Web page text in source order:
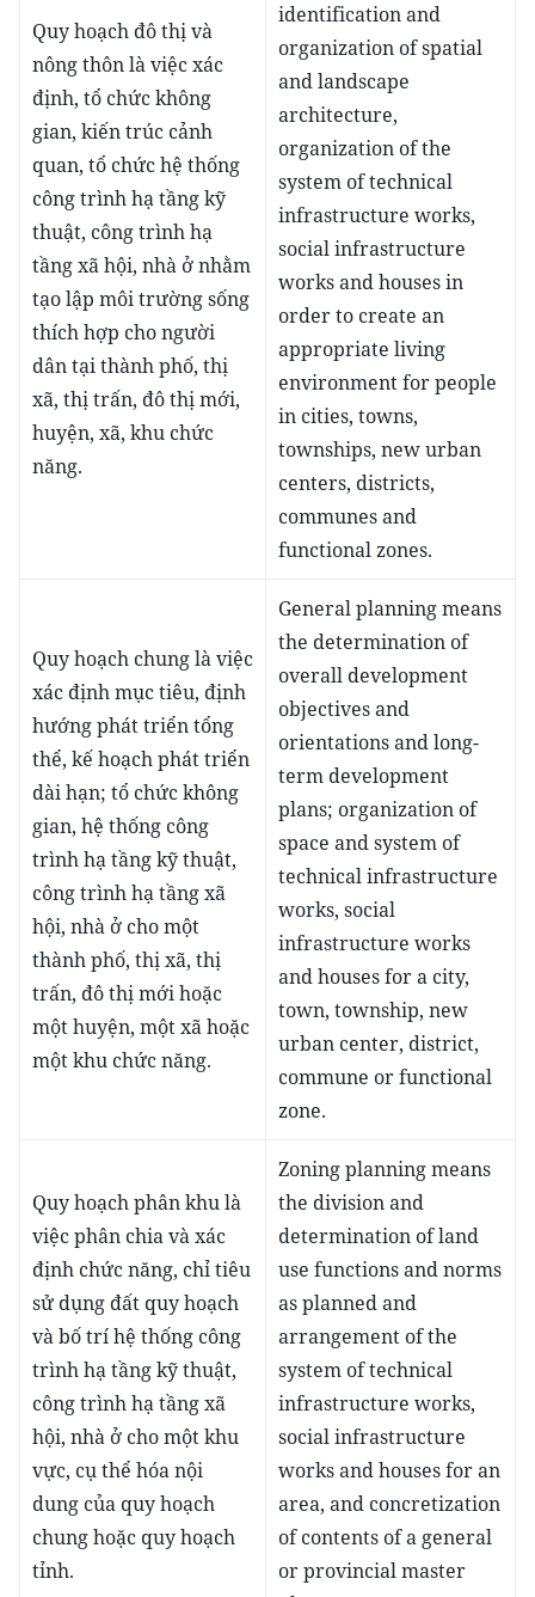
Quy hoạch đô thị và
nông thôn là việc xác
định, tổ chức không
gian, kiến trúc cảnh
quan, tổ chức hệ thống
công trình hạ tầng kỹ
thuật, công trình hạ
tầng xã hội, nhà ở nhằm
tạo lập môi trường sống
thích hợp cho người
dân tại thành phố, thị
xã, thị trấn, đô thị mới,
huyện, xã, khu chức
năng.
identification and
organization of spatial
and landscape
architecture,
organization of the
system of technical
infrastructure works,
social infrastructure
works and houses in
order to create an
appropriate living
environment for people
in cities, towns,
townships, new urban
centers, districts,
communes and
functional zones.
Quy hoạch chung là việc
xác định mục tiêu, định
hướng phát triển tổng
thể, kế hoạch phát triển
dài hạn; tổ chức không
gian, hệ thống công
trình hạ tầng kỹ thuật,
công trình hạ tầng xã
hội, nhà ở cho một
thành phố, thị xã, thị
trấn, đô thị mới hoặc
một huyện, một xã hoặc
một khu chức năng.
General planning means
the determination of
overall development
objectives and
orientations and long-
term development
plans; organization of
space and system of
technical infrastructure
works, social
infrastructure works
and houses for a city,
town, township, new
urban center, district,
commune or functional
zone.
Quy hoạch phân khu là
việc phân chia và xác
định chức năng, chỉ tiêu
sử dụng đất quy hoạch
và bố trí hệ thống công
trình hạ tầng kỹ thuật,
công trình hạ tầng xã
hội, nhà ở cho một khu
vực, cụ thể hóa nội
dung của quy hoạch
chung hoặc quy hoạch
tỉnh.
Zoning planning means
the division and
determination of land
use functions and norms
as planned and
arrangement of the
system of technical
infrastructure works,
social infrastructure
works and houses for an
area, and concretization
of contents of a general
or provincial master